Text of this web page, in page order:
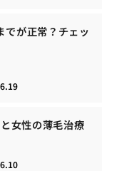
でが正常？チェッ
女性の薄毛治療